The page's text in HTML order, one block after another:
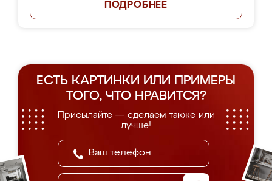
ПОДРОБНЕЕ
ЕСТЬ КАРТИНКИ ИЛИ ПРИМЕРЫ
ТОГО, ЧТО НРАВИТСЯ?
Присылайте — сделаем также или
лучше!